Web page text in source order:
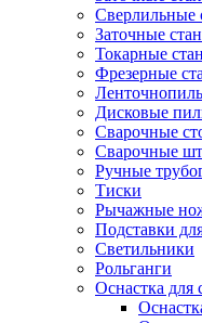
Сверлильные
Заточные
Токарные
Фрезерные
Дисковые
Сварочные
Сварочные
Ручные
Тиски
Рычажные
Подставки
Светильники
Рольганги
Оснастка для